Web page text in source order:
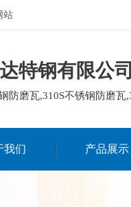
站
特钢有限公司
防磨瓦,310S不锈钢防磨
我们 产品展示